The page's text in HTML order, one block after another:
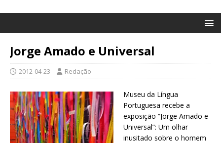
Jorge Amado e Universal
2012-04-23 Redação
Museu da Língua
Portuguesa recebe a
exposição “Jorge Amado e
Universal”: Um olhar
inusitado sobre o homem